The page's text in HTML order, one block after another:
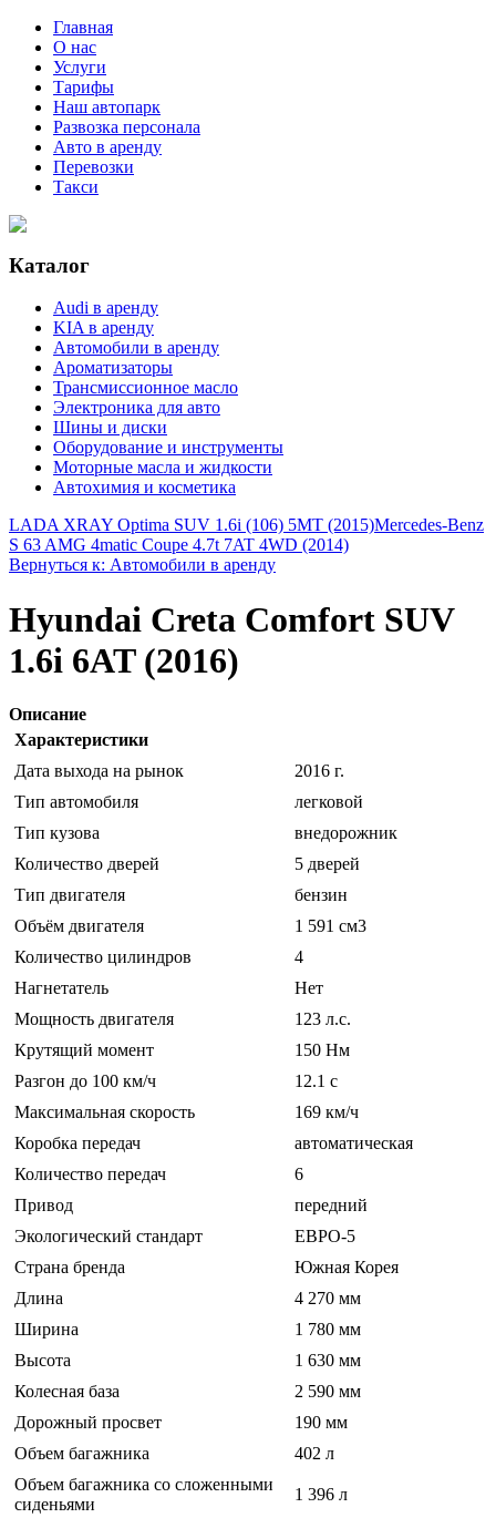
Главная
О нас
Услуги
Тарифы
Наш автопарк
Развозка персонала
Авто в аренду
Перевозки
Такси
Каталог
Audi в аренду
KIA в аренду
Автомобили в аренду
Ароматизаторы
Трансмиссионное масло
Электроника для авто
Шины и диски
Оборудование и инструменты
Моторные масла и жидкости
Автохимия и косметика
LADA XRAY Optima SUV 1.6i (106) 5MT (2015)Mercedes-Benz
S 63 AMG 4matic Coupe 4.7t 7AT 4WD (2014)
Вернуться к: Автомобили в аренду
Hyundai Creta Comfort SUV
1.6i 6AT (2016)
Описание
Характеристики
Дата выхода на рынок
2016 г.
Тип автомобиля
легковой
Тип кузова
внедорожник
Количество дверей
5 дверей
Тип двигателя
бензин
Объём двигателя
1 591 см3
Количество цилиндров
4
Нагнетатель
Нет
Мощность двигателя
123 л.с.
Крутящий момент
150 Нм
Разгон до 100 км/ч
12.1 c
Максимальная скорость
169 км/ч
Коробка передач
автоматическая
Количество передач
6
Привод
передний
Экологический стандарт
ЕВРО-5
Страна бренда
Южная Корея
Длина
4 270 мм
Ширина
1 780 мм
Высота
1 630 мм
Колесная база
2 590 мм
Дорожный просвет
190 мм
Объем багажника
402 л
Объем багажника со сложенными
сиденьями
1 396 л